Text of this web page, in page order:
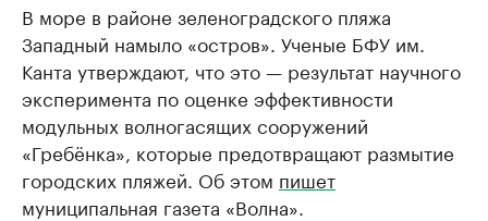
В море в районе зеленоградского пляжа
Западный намыло «остров». Ученые БФУ им.
Канта утверждают, что это — результат научного
эксперимента по оценке эффективности
модульных волногасящих сооружений
«Гребёнка», которые предотвращают размытие
городских пляжей. Об этом пишет
муниципальная газета «Волна».